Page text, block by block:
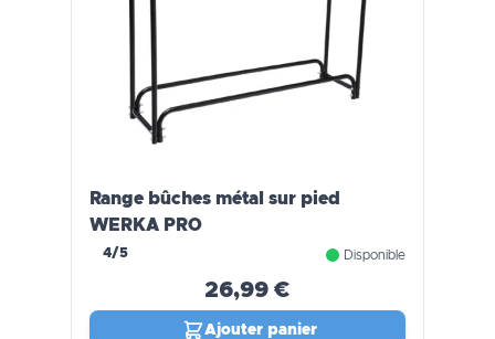
Range bûches métal sur pied
WERKA PRO
4/5 Disponible
26,99 €
Ajouter panier